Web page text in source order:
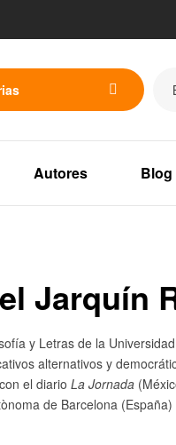
Autores Blog
Jarquín
y Letras de la
alternativos y
el diario La Jornada
de Barcelona